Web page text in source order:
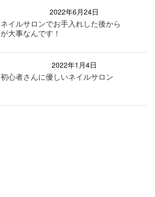
2022年6月24日
ネイルサロンでお手入れした後から
が大事なんです！
2022年1月4日
初心者さんに優しいネイルサロン